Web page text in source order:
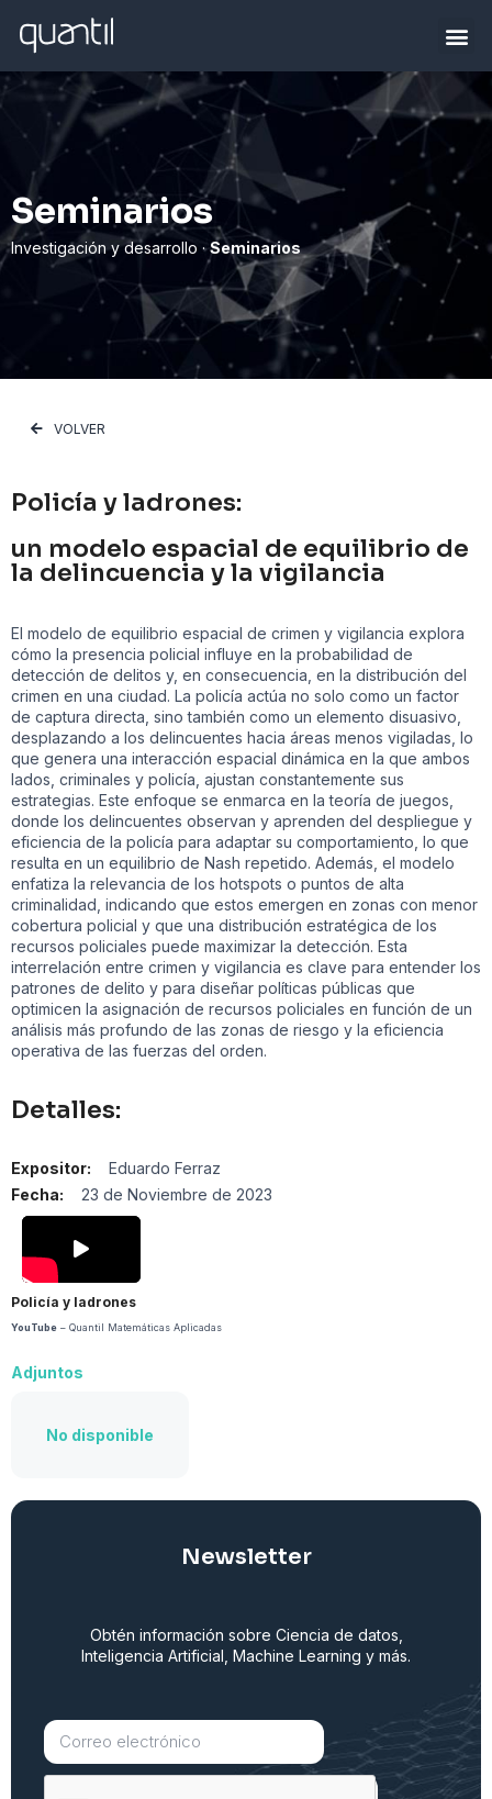
Seminarios
Investigación y desarrollo ·Seminarios
VOLVER
Policía y ladrones:
un modelo espacial de equilibrio de
la delincuencia y la vigilancia
El modelo de equilibrio espacial de crimen y vigilancia explora
cómo la presencia policial influye en la probabilidad de
detección de delitos y, en consecuencia, en la distribución del
crimen en una ciudad. La policía actúa no solo como un factor
de captura directa, sino también como un elemento disuasivo,
desplazando a los delincuentes hacia áreas menos vigiladas, lo
que genera una interacción espacial dinámica en la que ambos
lados, criminales y policía, ajustan constantemente sus
estrategias. Este enfoque se enmarca en la teoría de juegos,
donde los delincuentes observan y aprenden del despliegue y
eficiencia de la policía para adaptar su comportamiento, lo que
resulta en un equilibrio de Nash repetido. Además, el modelo
enfatiza la relevancia de los hotspots o puntos de alta
criminalidad, indicando que estos emergen en zonas con menor
cobertura policial y que una distribución estratégica de los
recursos policiales puede maximizar la detección. Esta
interrelación entre crimen y vigilancia es clave para entender los
patrones de delito y para diseñar políticas públicas que
optimicen la asignación de recursos policiales en función de un
análisis más profundo de las zonas de riesgo y la eficiencia
operativa de las fuerzas del orden.
Detalles:
Expositor:
Eduardo Ferraz
Fecha:
23 de Noviembre de 2023
Policía y ladrones
YouTube – Quantil Matemáticas Aplicadas
Adjuntos
No disponible
Newsletter
Obtén información sobre Ciencia de datos,
Inteligencia Artificial, Machine Learning y más.